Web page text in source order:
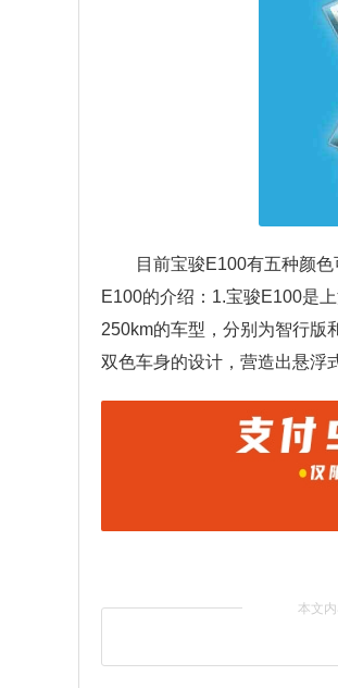
目前宝骏E100有五种颜
E100的介绍：1.宝骏E100是
250km的车型，分别为智行版
双色车身的设计，营造出悬浮
本文